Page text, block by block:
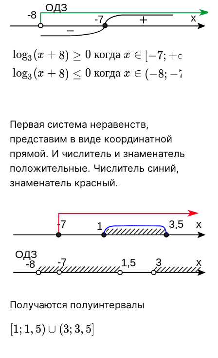
(x+8)
\ge 1
\ge -7
\log_3
(x+8)
\ge 0 \
+\infty)
\\
\log_3
(x+8)
\le 0 \
log3 (x + 8) ≥ 0 когда x ∈ −7; +∞
log3 (x + 8) ≤ 0 когда x ∈ (−8; −7
Первая система неравенств,
представим в виде координатной
прямой. И числитель и знаменатель
положительные. Числитель синий,
знаменатель красный.
Получаются полуинтервалы
[1;1,5)\cup(3;3,5]
1; 1, 5) ∪ (3; 3, 5